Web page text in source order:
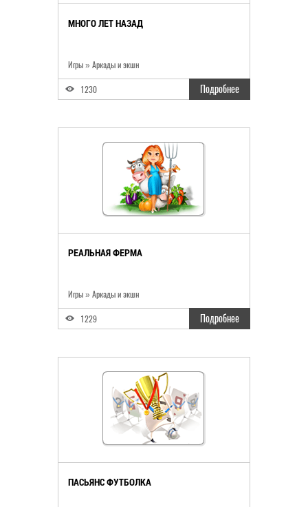
МНОГО ЛЕТ НАЗАД
Игры» Аркады и экшн
1230 Подробнее
РЕАЛЬНАЯ ФЕРМА
Игры» Аркады и экшн
1229 Подробнее
ПАСЬЯНС ФУТБОЛКА